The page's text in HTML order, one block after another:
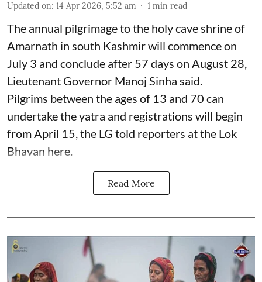
Updated on: 14 Apr 2026, 5:52 am 1 min read
The annual pilgrimage to the holy cave shrine of
Amarnath in south Kashmir will commence on
July 3 and conclude after 57 days on August 28,
Lieutenant Governor Manoj Sinha said.
Pilgrims between the ages of 13 and 70 can
undertake the yatra and registrations will begin
from April 15, the LG told reporters at the Lok
Bhavan here.
Read More